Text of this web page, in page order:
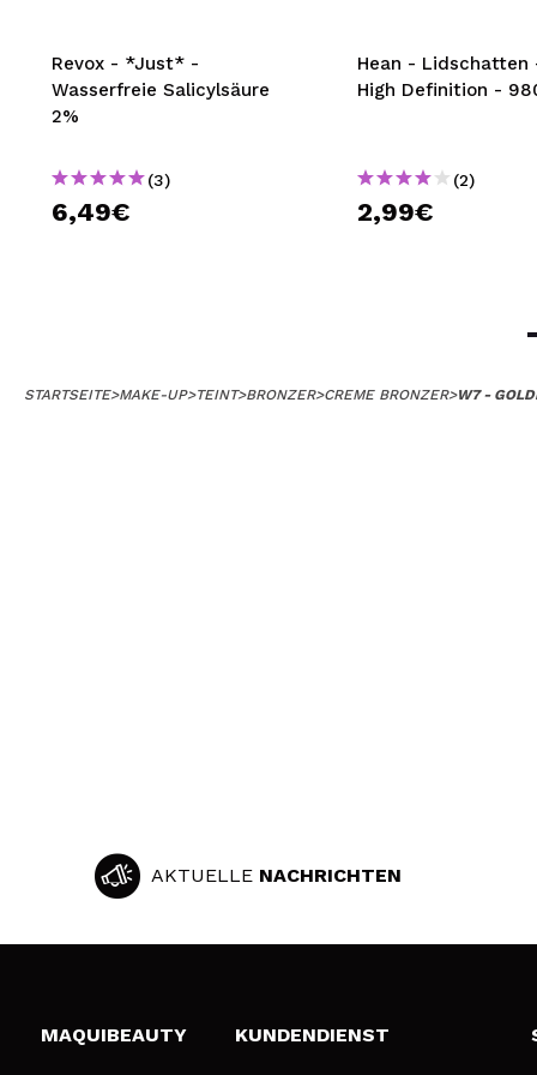
Revox - *Just* -
Wasserfreie Salicylsäure
2%
(3)
6,49€
Hean - Lidschatten
High Definition -
(2)
2,99€
STARTSEITE>MAKE-UP>TEINT>BRONZER>CREME BRONZER>W7 -
AKTUELLE NACHRICHTEN
MAQUIBEAUTY KUNDENDIENST